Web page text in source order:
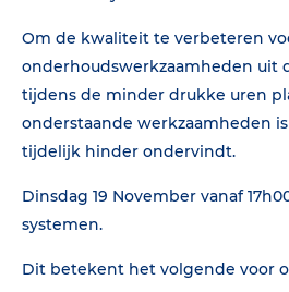
Om de kwaliteit te verbeteren
onderhoudswerkzaamheden uit
tijdens de minder drukke uren
onderstaande werkzaamheden
tijdelijk hinder ondervindt.
Dinsdag 19 November vanaf
systemen.
Dit betekent het volgende voor